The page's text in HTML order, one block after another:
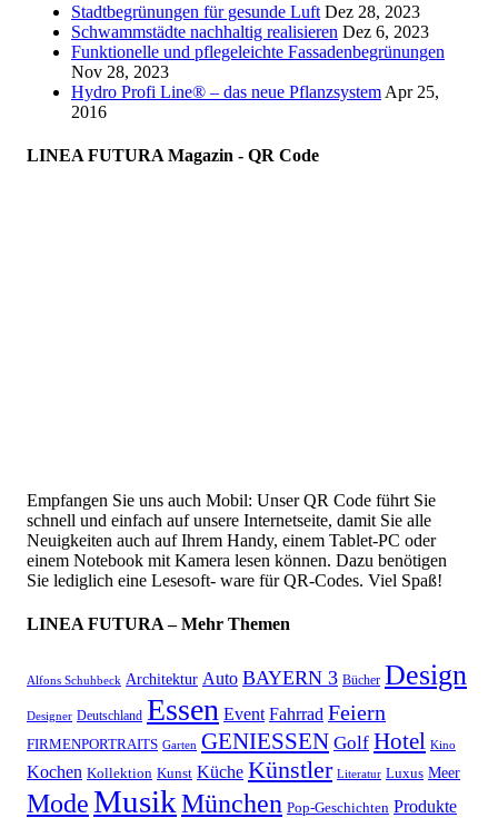
Stadtbegrünungen für gesunde Luft Dez 28, 2023
Schwammstädte nachhaltig realisieren Dez 6, 2023
Funktionelle und pflegeleichte Fassadenbegrünungen
Nov 28, 2023
Hydro Profi Line® – das neue Pflanzsystem Apr 25,
2016
LINEA FUTURA Magazin - QR Code
Empfangen Sie uns auch Mobil: Unser QR Code führt Sie
schnell und einfach auf unsere Internetseite, damit Sie alle
Neuigkeiten auch auf Ihrem Handy, einem Tablet-PC oder
einem Notebook mit Kamera lesen können. Dazu benötigen
Sie lediglich eine Lesesoft- ware für QR-Codes. Viel Spaß!
LINEA FUTURA – Mehr Themen
Alfons Schuhbeck Architektur Auto BAYERN 3 Bücher Design
Designer Deutschland Essen Event Fahrrad Feiern
FIRMENPORTRAITS Garten GENIESSEN Golf Hotel Kino
Kochen Kollektion Kunst Küche Künstler Literatur Luxus Meer
ModeMusikMünchen Pop-Geschichten Produkte